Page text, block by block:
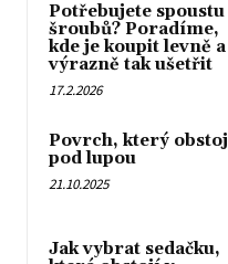
Potřebujete spoustu
šroubů? Poradíme,
kde je koupit levně a
výrazně tak ušetřit
17.2.2026
Povrch, který
pod lupou
21.10.2025
Jak vybrat sedačku,